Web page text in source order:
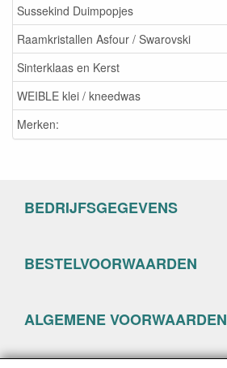
Sussekind Duimpopjes
Raamkristallen Asfour / Swarovski
Sinterklaas en Kerst
WEIBLE klei / kneedwas
Merken:
BEDRIJFSGEGEVENS
BESTELVOORWAARDEN
ALGEMENE VOORWAARDEN